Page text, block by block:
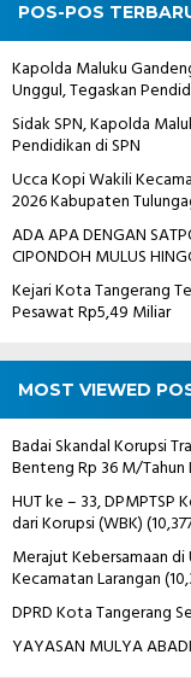
POS-POS
Kapolda Maluku
Unggul, Tegaskan
Sidak SPN, Kapolda
Pendidikan di SPN
Ucca Kopi Wakili
2026 Kabupaten
ADA APA DENGAN
CIPONDOH MULUS
Kejari Kota Tangerang
Pesawat Rp5,49 Miliar
MOST VIEWED
Badai Skandal Korupsi
Benteng Rp 36 M/
HUT ke – 33, DPMPTSP
dari Korupsi (WBK)
Merajut Kebersamaan
Kecamatan Larangan
DPRD Kota Tangerang
YAYASAN MULYA